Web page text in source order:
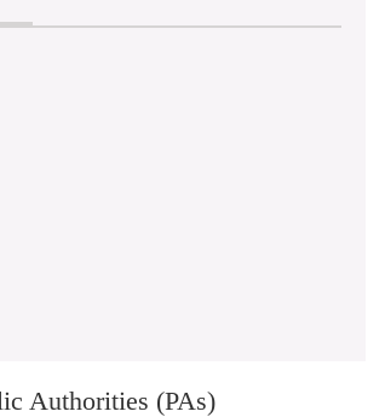
Authorities (PAs)